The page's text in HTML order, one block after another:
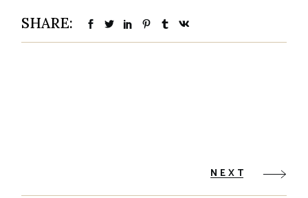
SHARE:
NEXT